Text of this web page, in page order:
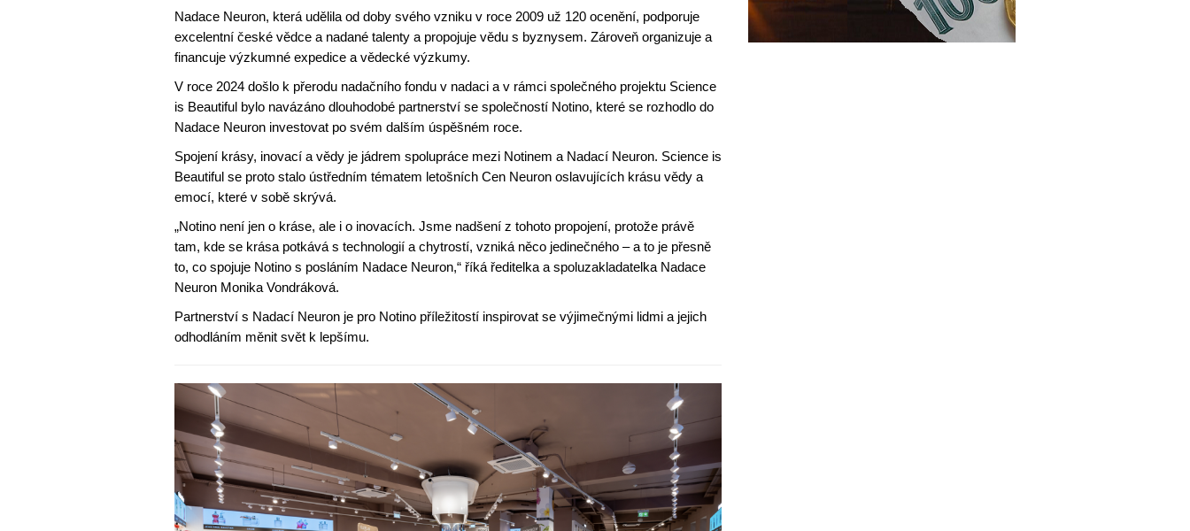
Nadace Neuron, která udělila od doby svého vzniku v roce 2009 už 120 ocenění, podporuje
excelentní české vědce a nadané talenty a propojuje vědu s byznysem. Zároveň organizuje a
financuje výzkumné expedice a vědecké výzkumy.
V roce 2024 došlo k přerodu nadačního fondu v nadaci a v rámci společného projektu Science
is Beautiful bylo navázáno dlouhodobé partnerství se společností Notino, které se rozhodlo do
Nadace Neuron investovat po svém dalším úspěšném roce.
Spojení krásy, inovací a vědy je jádrem spolupráce mezi Notinem a Nadací Neuron. Science is
Beautiful se proto stalo ústředním tématem letošních Cen Neuron oslavujících krásu vědy a
emocí, které v sobě skrývá.
„Notino není jen o kráse, ale i o inovacích. Jsme nadšení z tohoto propojení, protože právě
tam, kde se krása potkává s technologií a chytrostí, vzniká něco jedinečného – a to je přesně
to, co spojuje Notino s posláním Nadace Neuron,“ říká ředitelka a spoluzakladatelka Nadace
Neuron Monika Vondráková.
Partnerství s Nadací Neuron je pro Notino příležitostí inspirovat se výjimečnými lidmi a jejich
odhodláním měnit svět k lepšímu.